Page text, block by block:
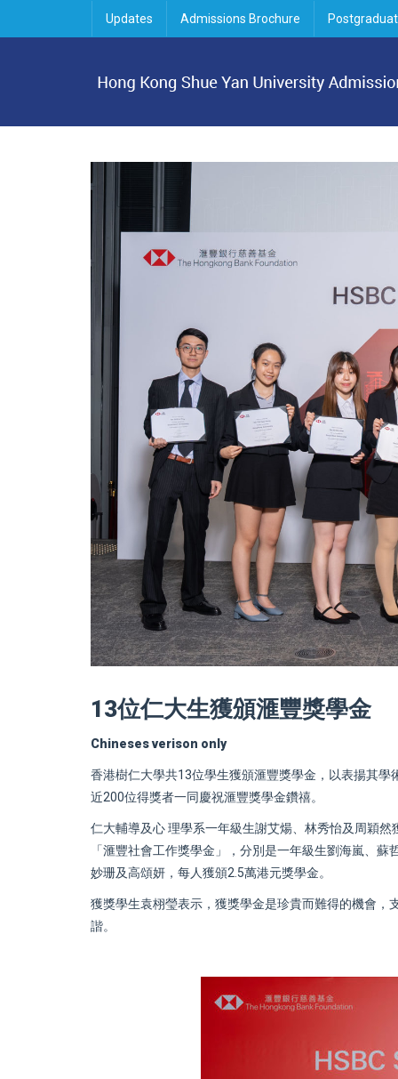
Updates Admissions Brochure
13位仁大生獲頒滙豐獎學金
Chineses verison only
香港樹仁大學共13位學生獲頒滙豐獎學金，以表揚其
近200位得獎者一同慶祝滙豐獎學金鑽禧。
仁大輔導及心 理學系一年級生謝艾煬、林秀怡及周穎
「滙豐社會工作獎學金」，分別是一年級生劉海嵐、
妙珊及高頌妍，每人獲頒2.5萬港元獎學金。
獲獎學生袁栩瑩表示，獲獎學金是珍貴而難得的機會
諧。